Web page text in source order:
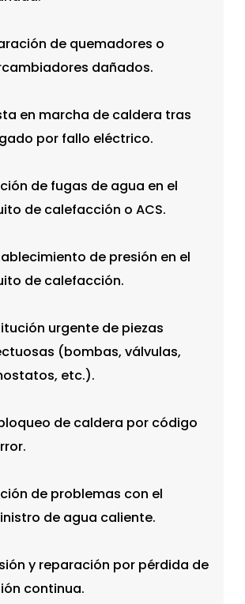
de quemadores o
dañados.
en marcha de caldera tras
por fallo eléctrico.
de fugas de agua en el
de calefacción o ACS.
de presión en el
de calefacción.
urgente de piezas
(bombas, válvulas,
etc.).
de caldera por código
de problemas con el
de agua caliente.
y reparación por pérdida de
continua.